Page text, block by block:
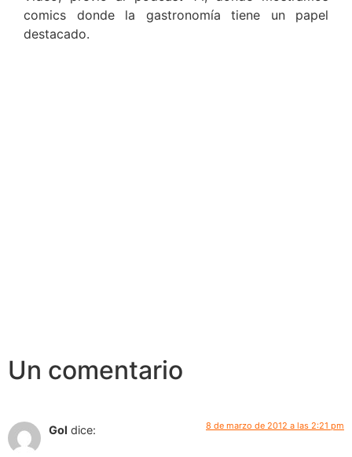
comics donde la gastronomía tiene un papel
destacado.
Un comentario
Gol dice: 8 de marzo de 2012 a las 2:21 pm